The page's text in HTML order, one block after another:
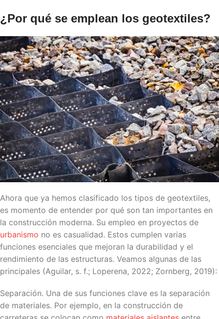
¿Por qué se emplean los geotextiles?
Ahora que ya hemos clasificado los tipos de geotextiles,
es momento de entender por qué son tan importantes en
la construcción moderna. Su empleo en proyectos de
urbanismo no es casualidad. Estos cumplen varias
funciones esenciales que mejoran la durabilidad y el
rendimiento de las estructuras. Veamos algunas de las
principales (Aguilar, s. f.; Loperena, 2022; Zornberg, 2019):
Separación. Una de sus funciones clave es la separación
de materiales. Por ejemplo, en la construcción de